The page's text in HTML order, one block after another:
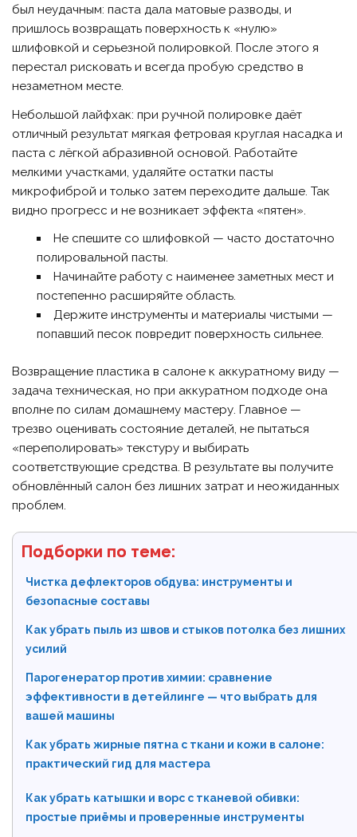
был неудачным: паста дала матовые разводы, и
пришлось возвращать поверхность к «нулю»
шлифовкой и серьезной полировкой. После этого я
перестал рисковать и всегда пробую средство в
незаметном месте.
Небольшой лайфхак: при ручной полировке даёт
отличный результат мягкая фетровая круглая насадка и
паста с лёгкой абразивной основой. Работайте
мелкими участками, удаляйте остатки пасты
микрофиброй и только затем переходите дальше. Так
видно прогресс и не возникает эффекта «пятен».
Не спешите со шлифовкой — часто достаточно
полировальной пасты.
Начинайте работу с наименее заметных мест и
постепенно расширяйте область.
Держите инструменты и материалы чистыми —
попавший песок повредит поверхность сильнее.
Возвращение пластика в салоне к аккуратному виду —
задача техническая, но при аккуратном подходе она
вполне по силам домашнему мастеру. Главное —
трезво оценивать состояние деталей, не пытаться
«переполировать» текстуру и выбирать
соответствующие средства. В результате вы получите
обновлённый салон без лишних затрат и неожиданных
проблем.
Подборки по теме:
Чистка дефлекторов обдува: инструменты и
безопасные составы
Как убрать пыль из швов и стыков потолка без лишних
усилий
Парогенератор против химии: сравнение
эффективности в детейлинге — что выбрать для
вашей машины
Как убрать жирные пятна с ткани и кожи в салоне:
практический гид для мастера
Как убрать катышки и ворс с тканевой обивки:
простые приёмы и проверенные инструменты